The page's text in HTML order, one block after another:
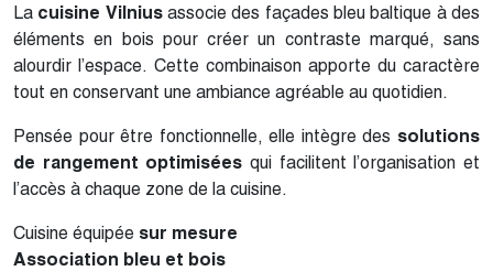
La cuisine Vilniusassocie des façades bleu baltique à des
éléments en bois pour créer un contraste marqué, sans
alourdir l’espace. Cette combinaison apporte du caractère
tout en conservant une ambiance agréable au quotidien.
Pensée pour être fonctionnelle, elle intègre des solutions
de rangement optimisées qui facilitent l’organisation et
l’accès à chaque zone de la cuisine.
Cuisine équipée sur mesure
Association bleu et bois